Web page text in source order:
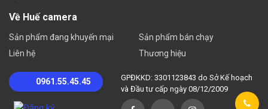
Về Huế camera
Sản phẩm đang khuyến mại
Liên hệ
Sản phẩm bán chạy
Thương hiệu
0961.55.45.45
GPĐKKD: 3301123843 do Sở Kế hoạch
và Đầu tư cấp ngày 08/12/2009